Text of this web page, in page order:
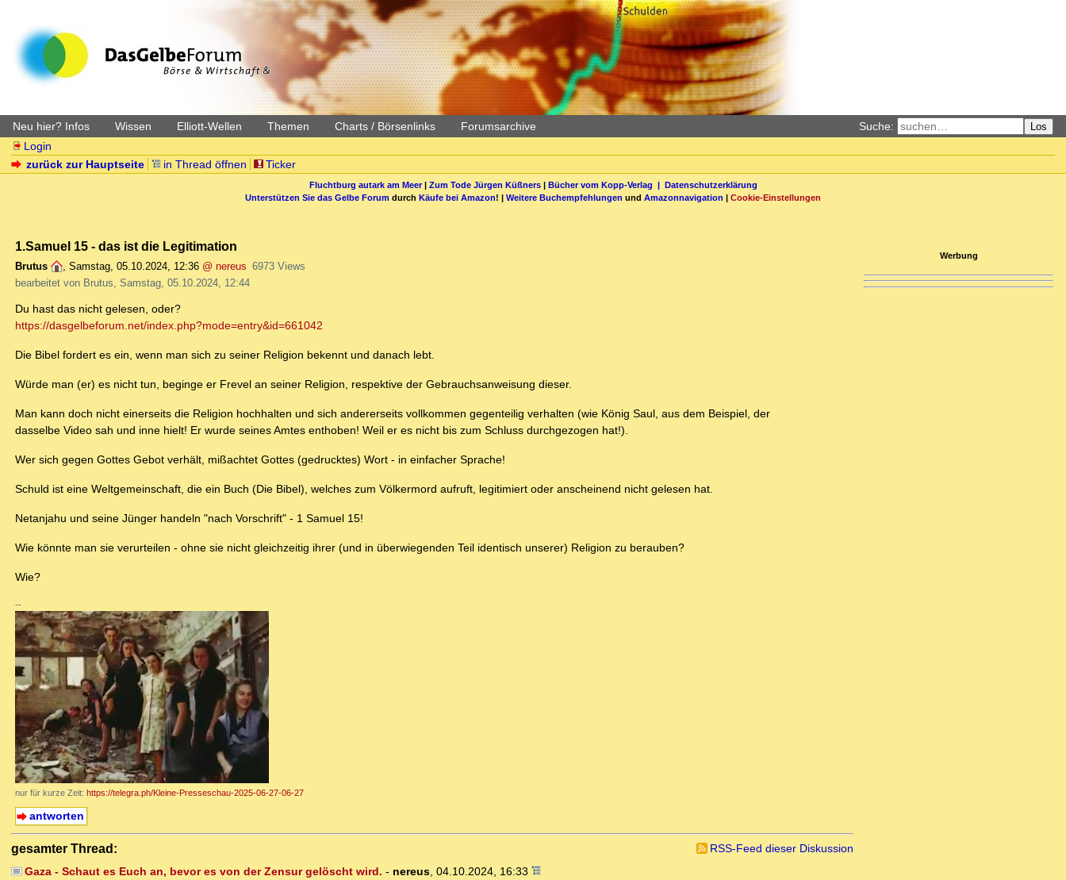
Neu hier? Infos Wissen Elliott-Wellen Themen Charts / Börsenlinks Forumsarchive Suche: Los
Login
zurück zur Hauptseite
in Thread öffnen Ticker
Fluchtburg autark am Meer| Zum Tode Jürgen Küßners| Bücher vom Kopp-Verlag | Datenschutzerklärung
Unterstützen Sie das Gelbe Forum durch Käufe bei Amazon! | Weitere Buchempfehlungen und Amazonnavigation | Cookie-Einstellungen
1.Samuel 15 - das ist die Legitimation
Brutus , Samstag, 05.10.2024, 12:36 @ nereus 6973 Views
bearbeitet von Brutus, Samstag, 05.10.2024, 12:44
Du hast das nicht gelesen, oder?
https://dasgelbeforum.net/index.php?mode=entry&id=661042
Die Bibel fordert es ein, wenn man sich zu seiner Religion bekennt und danach lebt.
Würde man (er) es nicht tun, beginge er Frevel an seiner Religion, respektive der Gebrauchsanweisung dieser.
Man kann doch nicht einerseits die Religion hochhalten und sich andererseits vollkommen gegenteilig verhalten (wie König Saul, aus dem Beispiel, der
dasselbe Video sah und inne hielt! Er wurde seines Amtes enthoben! Weil er es nicht bis zum Schluss durchgezogen hat!).
Wer sich gegen Gottes Gebot verhält, mißachtet Gottes (gedrucktes) Wort - in einfacher Sprache!
Schuld ist eine Weltgemeinschaft, die ein Buch (Die Bibel), welches zum Völkermord aufruft, legitimiert oder anscheinend nicht gelesen hat.
Netanjahu und seine Jünger handeln "nach Vorschrift" - 1 Samuel 15!
Wie könnte man sie verurteilen - ohne sie nicht gleichzeitig ihrer (und in überwiegenden Teil identisch unserer) Religion zu berauben?
Wie?
--
nur für kurze Zeit: https://telegra.ph/Kleine-Presseschau-2025-06-27-06-27
antworten
gesamter Thread:
RSS-Feed dieser Diskussion
Gaza - Schaut es Euch an, bevor es von der Zensur gelöscht wird. - nereus, 04.10.2024, 16:33
Werbung